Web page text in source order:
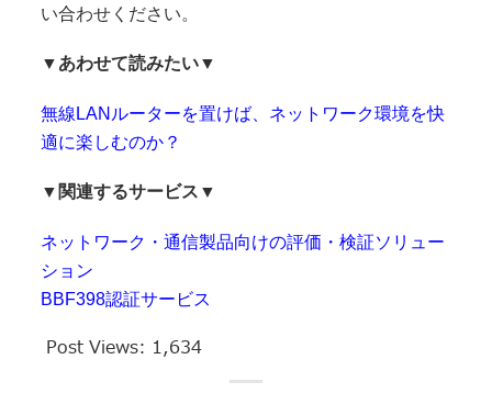
い合わせください。
▼あわせて読みたい▼
無線LANルーターを置けば、ネットワーク環境を快
適に楽しむのか？
▼関連するサービス▼
ネットワーク・通信製品向けの評価・検証ソリュー
ション
BBF398認証サービス
Post Views: 1,634